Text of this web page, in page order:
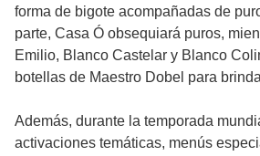
forma de bigote acompañadas de
parte, Casa Ó obsequiará puros,
Emilio, Blanco Castelar y Blanco
botellas de Maestro Dobel para
Además, durante la temporada
activaciones temáticas, menús